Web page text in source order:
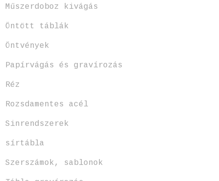
Műszerdoboz kivágás
Öntött táblák
Öntvények
Papírvágás és gravírozás
Réz
Rozsdamentes acél
Sinrendszerek
sírtábla
Szerszámok, sablonok